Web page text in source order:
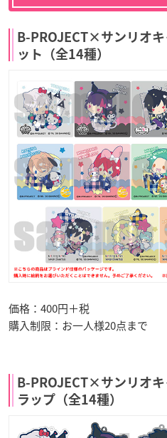
B-PROJECT×サンリオ
ット（全14種）
価格：400円＋税
購入制限：お一人様20点まで
B-PROJECT×サンリオ
ラップ（全14種）